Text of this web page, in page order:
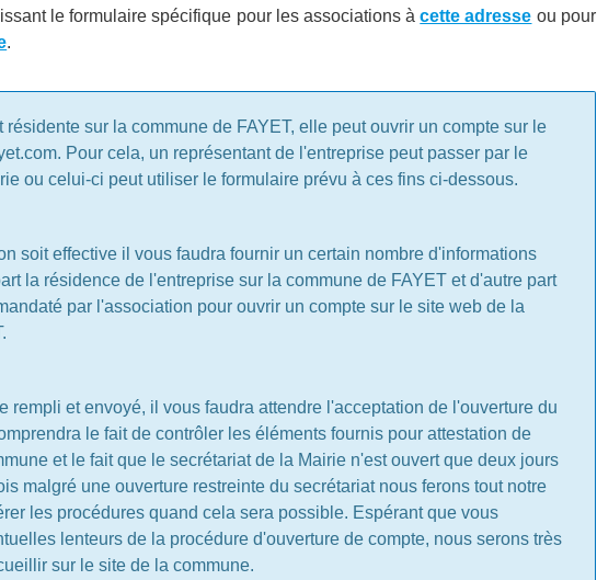
le formulaire spécifique pour les associations àcette adresse ou pour
.
résidente sur la commune de FAYET, elle peut ouvrir un compte sur le
Pour cela, un représentant de l'entreprise peut passer par le
ou celui-ci peut utiliser le formulaire prévu à ces fins ci-dessous.
soit effective il vous faudra fournir un certain nombre d'informations
la résidence de l'entreprise sur la commune de FAYET et d'autre part
par l'association pour ouvrir un compte sur le site web de la
rempli et envoyé, il vous faudra attendre l'acceptation de l'ouverture du
le fait de contrôler les éléments fournis pour attestation de
et le fait que le secrétariat de la Mairie n'est ouvert que deux jours
malgré une ouverture restreinte du secrétariat nous ferons tout notre
les procédures quand cela sera possible. Espérant que vous
lenteurs de la procédure d'ouverture de compte, nous serons très
sur le site de la commune.